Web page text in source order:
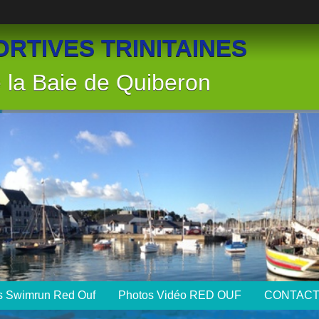
TRINITAINES
Baie de Quiberon
Swimrun Red Ouf Photos Vidéo RED OUF CONTACT